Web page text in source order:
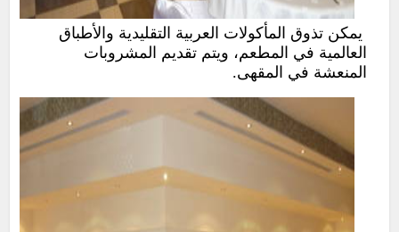
يمكن تذوق المأكولات العربية التقليدية والأطباق
العالمية في المطعم، ويتم تقديم المشروبات
المنعشة في المقهى.